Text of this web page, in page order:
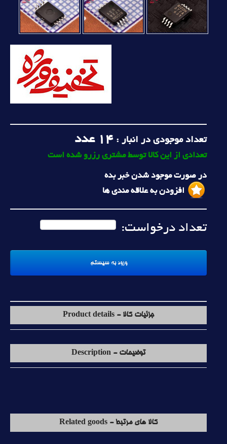
تعداد موجودی در انبار :14 عدد
تعدادی از این کالا توسط مشتری رزرو شده است
در صورت موجود شدن خبر بده
افزودن به علاقه مندی ها
تعداد درخواست:
جزئیات کالا - Product details
توضیحات - Description
کالا های مرتبط - Related goods